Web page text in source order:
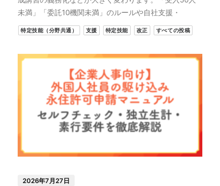
未満」「委託10機関未満」のルールや自社支援・
特定技能（分野共通） 支援 特定技能 改正 すべての投稿
2026年7月27日